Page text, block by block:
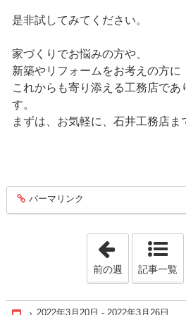
是非試してみてください。
家づくりでお悩みの方や、
新築やリフォームをお考えの方に
これからも寄り添える工務店であ
す。
まずは、お気軽に、石井工務店ま
entry215
パーマリンク
「2022年2
前の週 記事一覧
2022年3月20日 - 2022年3月26日